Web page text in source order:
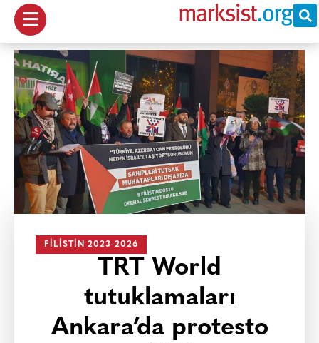
FILISTIN 2023-2026
TRT World
tutuklamaları
Ankara’da protesto